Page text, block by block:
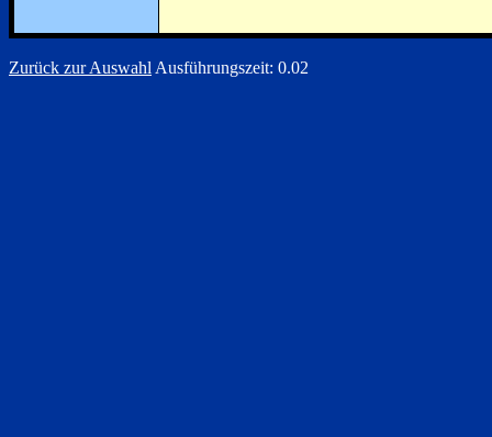
Zurück zur Auswahl Ausführungszeit: 0.02